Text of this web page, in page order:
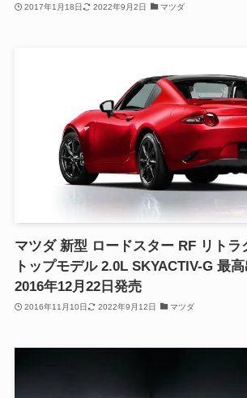
2017年1月18日 2022年9月2日 マツダ
マツダ 新型 ロードスター RF リトラ
トップモデル 2.0L SKYACTIV-G 最
2016年12月22日発売
2016年11月10日 2022年9月12日 マツダ